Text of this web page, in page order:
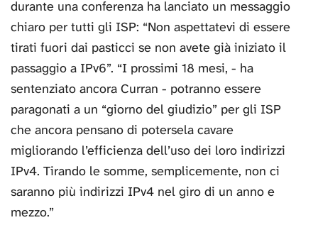
durante una conferenza ha lanciato un messaggio
chiaro per tutti gli ISP: “Non aspettatevi di essere
tirati fuori dai pasticci se non avete già iniziato il
passaggio a IPv6”. “I prossimi 18 mesi, - ha
sentenziato ancora Curran - potranno essere
paragonati a un “giorno del giudizio” per gli ISP
che ancora pensano di potersela cavare
migliorando l’efficienza dell’uso dei loro indirizzi
IPv4. Tirando le somme, semplicemente, non ci
saranno più indirizzi IPv4 nel giro di un anno e
mezzo.”